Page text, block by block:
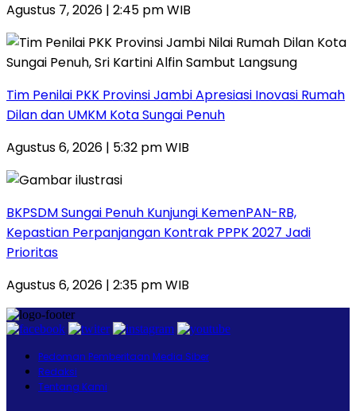
Agustus 7, 2026 | 2:45 pm WIB
Tim Penilai PKK Provinsi Jambi Apresiasi Inovasi Rumah
Dilan dan UMKM Kota Sungai Penuh
Agustus 6, 2026 | 5:32 pm WIB
BKPSDM Sungai Penuh Kunjungi KemenPAN-RB,
Kepastian Perpanjangan Kontrak PPPK 2027 Jadi
Prioritas
Agustus 6, 2026 | 2:35 pm WIB
Pedoman Pemberitaan Media Siber
Redaksi
Tentang Kami